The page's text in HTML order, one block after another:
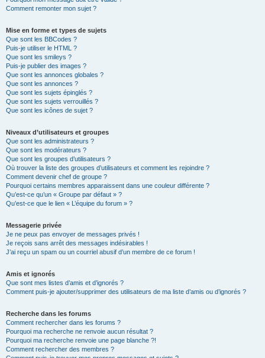
Comment remonter mon sujet ?
Mise en forme et types de sujets
Que sont les BBCodes ?
Puis-je utiliser le HTML ?
Que sont les smileys ?
Puis-je publier des images ?
Que sont les annonces globales ?
Que sont les annonces ?
Que sont les sujets épinglés ?
Que sont les sujets verrouillés ?
Que sont les icônes de sujet ?
Niveaux d’utilisateurs et groupes
Que sont les administrateurs ?
Que sont les modérateurs ?
Que sont les groupes d’utilisateurs ?
Où trouver la liste des groupes d’utilisateurs et comment les rejoindre ?
Comment devenir chef de groupe ?
Pourquoi certains membres apparaissent dans une couleur différente ?
Qu’est-ce qu’un « Groupe par défaut » ?
Qu’est-ce que le lien « L’équipe du forum » ?
Messagerie privée
Je ne peux pas envoyer de messages privés !
Je reçois sans arrêt des messages indésirables !
J’ai reçu un spam ou un courriel abusif d’un membre de ce forum !
Amis et ignorés
Que sont mes listes d’amis et d’ignorés ?
Comment puis-je ajouter/supprimer des utilisateurs de ma liste d’amis ou d’ignorés ?
Recherche dans les forums
Comment rechercher dans les forums ?
Pourquoi ma recherche ne renvoie aucun résultat ?
Pourquoi ma recherche renvoie une page blanche ?!
Comment rechercher des membres ?